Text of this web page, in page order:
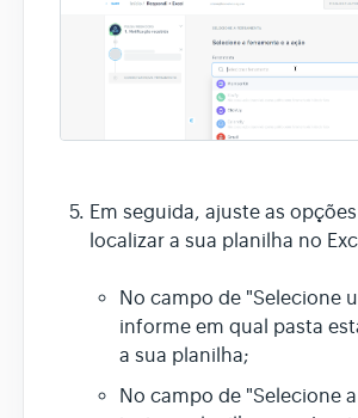
Em seguida, ajuste as
localizar a sua planilha no
No campo de "Selecione
informe em qual pasta
a sua planilha;
No campo de "Selecione